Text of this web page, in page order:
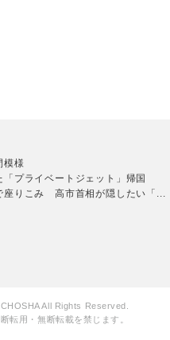
様
プライベートジェット」帰国
座りこみ 高市首相が隠したい「...
All Rights Reserved.
転用・無断転載を禁じます。